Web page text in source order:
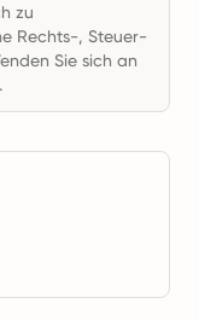
zu
Rechts-, Steuer-
Sie sich an